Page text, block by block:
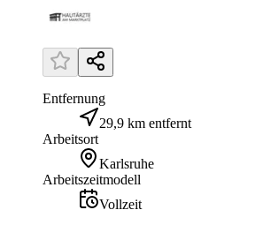
Entfernung
29,9 km entfernt
Arbeitsort
Karlsruhe
Arbeitszeitmodell
Vollzeit